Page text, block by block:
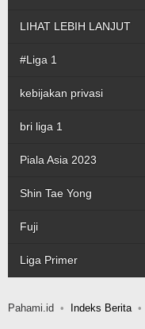
LIHAT LEBIH LANJUT
#Liga 1
kebijakan privasi
bri liga 1
Piala Asia 2023
Shin Tae Yong
Fuji
Liga Primer
Pahami.id Indeks Berita